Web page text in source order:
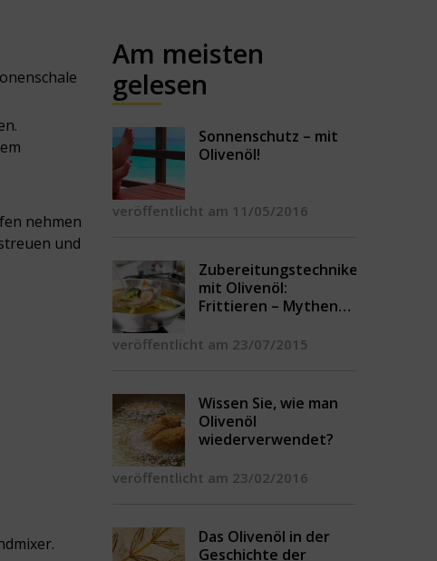
nehmen
und
Am meisten
gelesen
Sonnenschutz – mit
Olivenöl!
veröffentlicht am 11/05/2016
Zubereitungstechniken
mit Olivenöl:
Frittieren – Mythen
veröffentlicht am 23/07/2015
Wissen Sie, wie man
Olivenöl
wiederverwendet?
veröffentlicht am 23/02/2016
Das Olivenöl in der
Geschichte der